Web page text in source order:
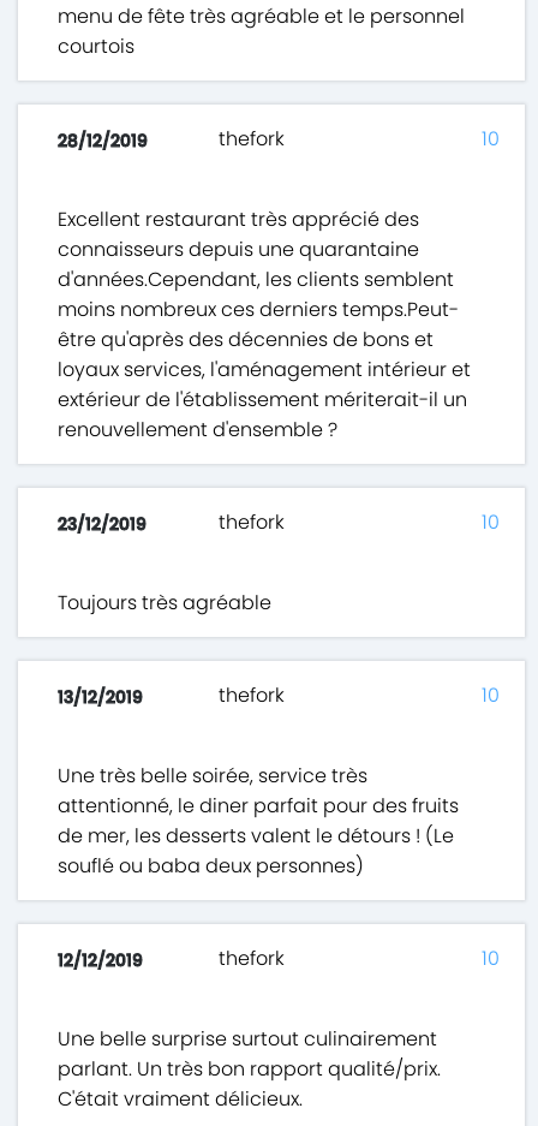
menu de fête très agréable et le personnel
courtois
28/12/2019 thefork
Excellent restaurant très apprécié des
connaisseurs depuis une quarantaine
d'années.Cependant, les clients semblent
moins nombreux ces derniers temps.Peut-
être qu'après des décennies de bons et
loyaux services, l'aménagement intérieur et
extérieur de l'établissement mériterait-il un
renouvellement d'ensemble ?
10
23/12/2019 thefork
Toujours très agréable
10
13/12/2019 thefork
Une très belle soirée, service très
attentionné, le diner parfait pour des fruits
de mer, les desserts valent le détours ! (Le
souflé ou baba deux personnes)
10
12/12/2019 thefork
Une belle surprise surtout culinairement
parlant. Un très bon rapport qualité/prix.
C'était vraiment délicieux.
10